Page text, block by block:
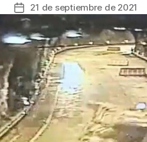
c
e
b
o
o
k
itt
er
Fecha
de
la
entrada
21 de septiembre de 2021